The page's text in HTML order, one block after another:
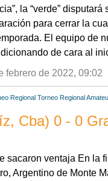
la “verde”
para cerrar la
El equipo de
de cara al
febrero de 2022, 09:02
Regional Torneo Regional
Cba) 0 - 0
sacaron ventaja En la
Argentino de Monte